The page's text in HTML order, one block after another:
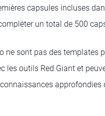
capsules incluses
un total de 500
ne sont pas des templates
les outils Red Giant et
approfondies